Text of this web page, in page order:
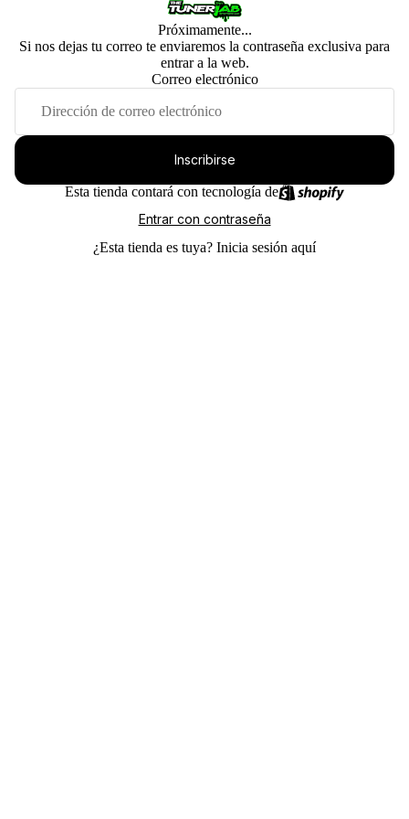
Próximamente...
Si nos dejas tu correo te enviaremos la contraseña exclusiva para
entrar a la web.
Correo electrónico
Inscribirse
Esta tienda contará con tecnología de
Entrar con contraseña
¿Esta tienda es tuya? Inicia sesión aquí